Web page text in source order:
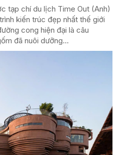
tạp chí du lịch Time Out (Anh)
kiến trúc đẹp nhất thế giới
cong hiện đại là câu
đã nuôi dưỡng...